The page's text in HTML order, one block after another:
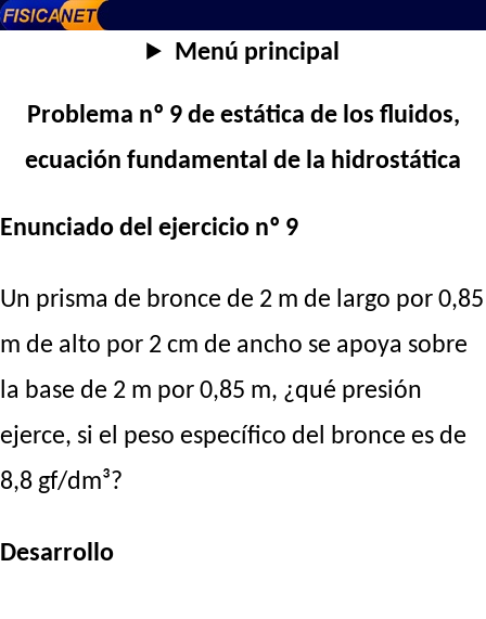
Menú principal
Problema nº 9 de estática de los fluidos,
ecuación fundamental de la hidrostática
Enunciado del ejercicio nº 9
Un prisma de bronce de 2 m de largo por 0,85
m de alto por 2 cm de ancho se apoya sobre
la base de 2 m por 0,85 m, ¿qué presión
ejerce, si el peso específico del bronce es de
8,8 gf/dm³?
Desarrollo